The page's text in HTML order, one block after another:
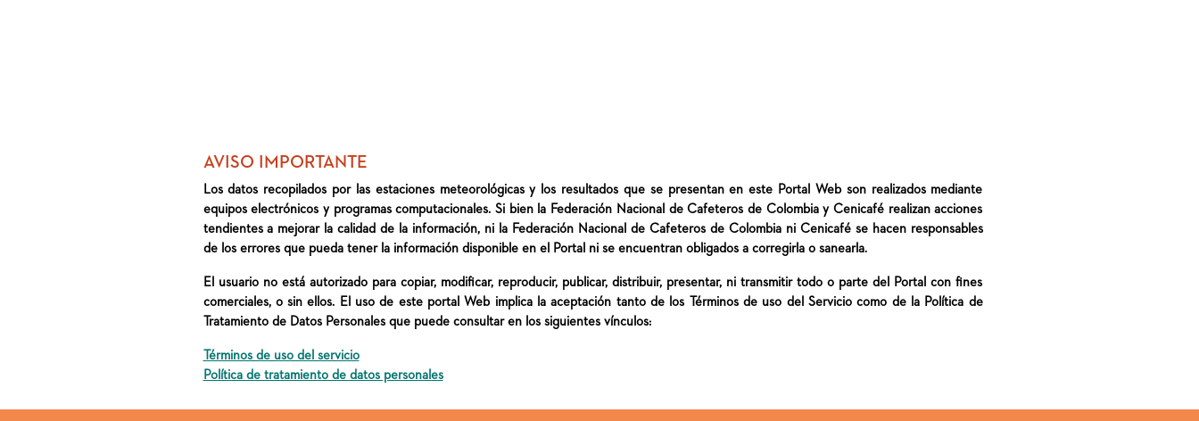
AVISO IMPORTANTE
Los datos recopilados por las estaciones meteorológicas y los resultados que se presentan en este Portal Web son realizados mediante
equipos electrónicos y programas computacionales. Si bien la Federación Nacional de Cafeteros de Colombia y Cenicafé realizan acciones
tendientes a mejorar la calidad de la información, ni la Federación Nacional de Cafeteros de Colombia ni Cenicafé se hacen responsables
de los errores que pueda tener la información disponible en el Portal ni se encuentran obligados a corregirla o sanearla.
El usuario no está autorizado para copiar, modificar, reproducir, publicar, distribuir, presentar, ni transmitir todo o parte del Portal con fines
comerciales, o sin ellos. El uso de este portal Web implica la aceptación tanto de los Términos de uso del Servicio como de la Política de
Tratamiento de Datos Personales que puede consultar en los siguientes vínculos:
Términos de uso del servicio
Política de tratamiento de datos personales